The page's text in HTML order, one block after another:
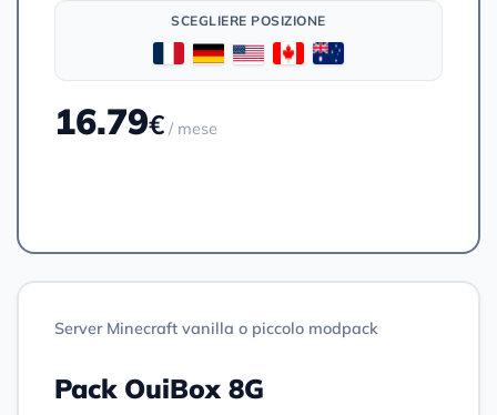
Server Minecraft vanilla o piccolo modpack
Pack OuiBox 8G
SCEGLIERE POSIZIONE
16.79€ / mese